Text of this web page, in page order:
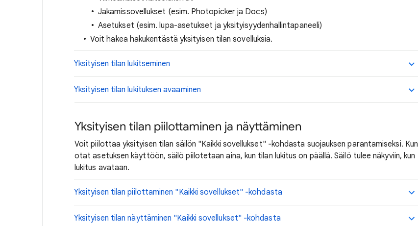
Jakamissovellukset (esim. Photopicker ja Docs)
Asetukset (esim. lupa-asetukset ja yksityisyydenhallintapaneeli)
Voit hakea hakukentästä yksityisen tilan sovelluksia.
Yksityisen tilan lukitseminen
Yksityisen tilan lukituksen avaaminen
Yksityisen tilan piilottaminen ja näyttäminen
Voit piilottaa yksityisen tilan säilön "Kaikki sovellukset" ‐kohdasta suojauksen parantamiseksi. Kun
otat asetuksen käyttöön, säilö piilotetaan aina, kun tilan lukitus on päällä. Säilö tulee näkyviin, kun
lukitus avataan.
Yksityisen tilan piilottaminen "Kaikki sovellukset" ‐kohdasta
Yksityisen tilan näyttäminen "Kaikki sovellukset" ‐kohdasta